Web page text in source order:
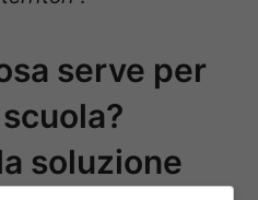
serve per
soluzione